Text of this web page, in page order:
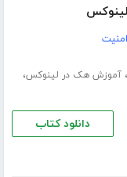
،آموزش هک در لینوکس،
دانلود کتاب